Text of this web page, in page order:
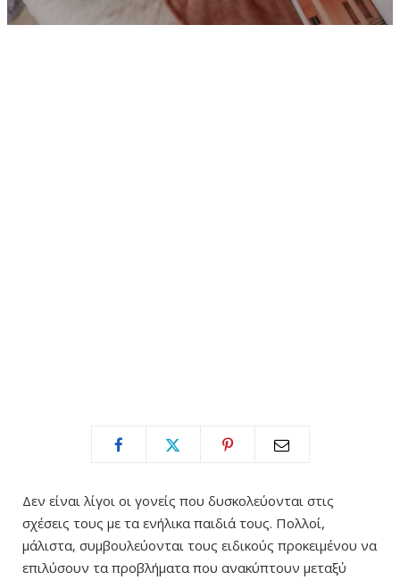
Δεν είναι λίγοι οι γονείς που δυσκολεύονται στις
σχέσεις τους με τα ενήλικα παιδιά τους. Πολλοί,
μάλιστα, συμβουλεύονται τους ειδικούς προκειμένου να
επιλύσουν τα προβλήματα που ανακύπτουν μεταξύ